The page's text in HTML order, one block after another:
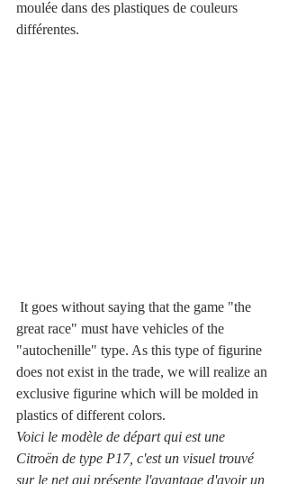
moulée dans des plastiques de couleurs
différentes.
great race" must have vehicles of the
"autochenille" type. As this type of figurine
does not exist in the trade, we will realize an
exclusive figurine which will be molded in
plastics of different colors.
Voici le modèle de départ qui est une
Citroën de type P17, c'est un visuel trouvé
sur le net qui présente l'avantage d'avoir un